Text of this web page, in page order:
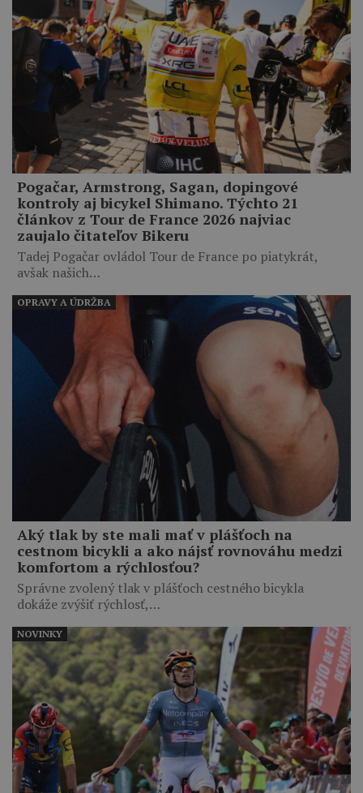
Pogačar, Armstrong, Sagan, dopingové
kontroly aj bicykel Shimano. Týchto 21
článkov z Tour de France 2026 najviac
zaujalo čitateľov Bikeru
Tadej Pogačar ovládol Tour de France po piatykrát,
avšak našich…
Aký tlak by ste mali mať v plášťoch na
cestnom bicykli a ako nájsť rovnováhu medzi
komfortom a rýchlosťou?
Správne zvolený tlak v plášťoch cestného bicykla
dokáže zvýšiť rýchlosť,…
OPRAVY A ÚDRŽBA
NOVINKY